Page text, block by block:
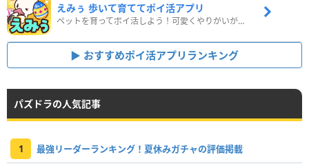
えみぅ 歩いて育ててポイ活アプリ
ペットを育ってポイ活しよう！可愛くやりがいがある新感覚アプリ
おすすめポイ活アプリランキング
パズドラの人気記事
1 最強リーダーランキング！夏休みガチャの評価掲載